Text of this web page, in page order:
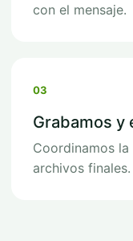
con el mensaje.
03
Grabamos y
Coordinamos
archivos finales.